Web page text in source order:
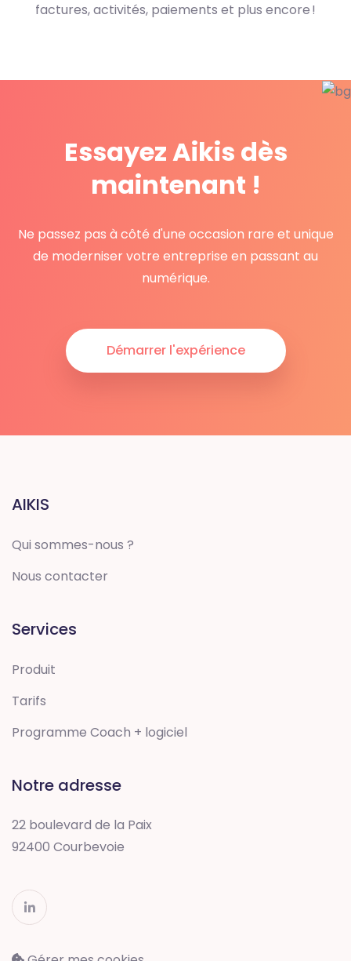
factures, activités, paiements et plus encore !
Essayez Aikis dès
maintenant !
Ne passez pas à côté d'une occasion rare et unique
de moderniser votre entreprise en passant au
numérique.
Démarrer l'expérience
AIKIS
Qui sommes-nous ?
Nous contacter
Services
Produit
Tarifs
Programme Coach + logiciel
Notre adresse
22 boulevard de la Paix
92400 Courbevoie